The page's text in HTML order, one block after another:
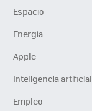
Espacio
Energía
Apple
Inteligencia artificial
Empleo